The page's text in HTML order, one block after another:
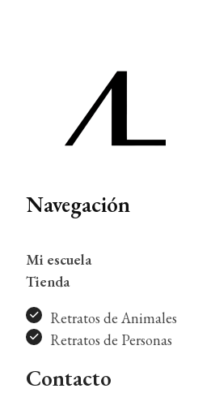
Navegación
Mi escuela
Tienda
Retratos de Animales
Retratos de Personas
Contacto